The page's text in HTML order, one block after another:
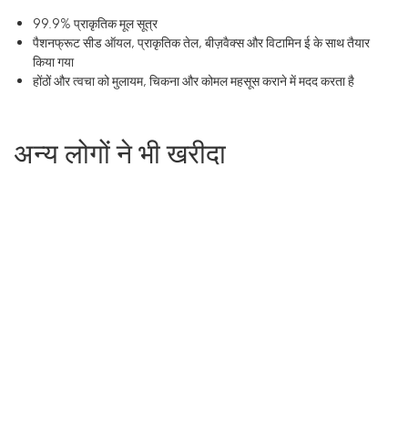
99.9% प्राकृतिक मूल सूत्र
पैशनफ्रूट सीड ऑयल, प्राकृतिक तेल, बीज़वैक्स और विटामिन ई के साथ तैयार
किया गया
होंठों और त्वचा को मुलायम, चिकना और कोमल महसूस कराने में मदद करता है
अन्य लोगों ने भी खरीदा